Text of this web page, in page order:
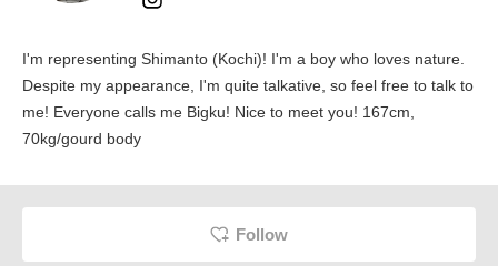
I'm representing Shimanto (Kochi)! I'm a boy who loves nature.
Despite my appearance, I'm quite talkative, so feel free to talk to
me! Everyone calls me Bigku! Nice to meet you! 167cm,
70kg/gourd body
Follow